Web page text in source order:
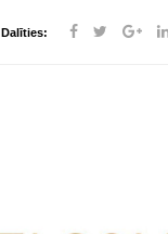
Dalīties: